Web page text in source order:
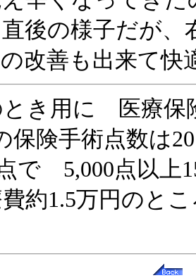
後の様子だが、
改善も出来て快
き用に 医療保
保険手術点数は
で 5,000点以上
約1.5万円のと